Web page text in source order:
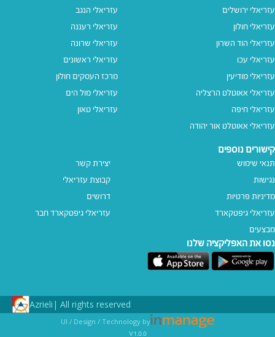
עזריאלי ירושלים
עזריאלי חולון
עזריאלי הוד השרון
עזריאלי עכו
עזריאלי מודיעין
עזריאלי אאוטלט הרצליה
עזריאלי חיפה
עזריאלי אאוטלט אור יהודה
עזריאלי הנגב
עזריאלי רעננה
עזריאלי שרונה
עזריאלי ראשונים
מרכז העסקים חולון
עזריאלי מול הים
עזריאלי טאון
קישורים נוספים
תנאי שימוש
נגישות
מדיניות פרטיות
עזריאלי גיפטקארד
מבצעים
יצירת קשר
קבוצת עזריאלי
דרושים
עזריאלי גיפטקארד חבר‎
נסו את האפליקציה שלנו
All rights reserved |
Azrieli
UI / Design / Technology by
v1.0.0